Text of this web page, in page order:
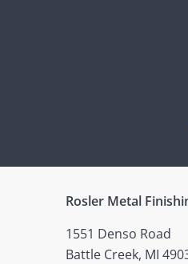
Rosler Metal
1551 Denso Road
Battle Creek, MI